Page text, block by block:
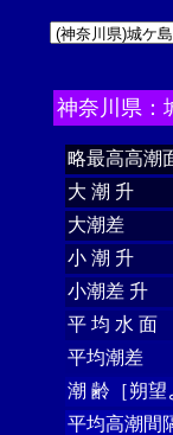
神奈川県：
略最高高潮
大 潮 升
大潮差
小 潮 升
小潮差 升
平 均 水 面
平均潮差
潮 齢［朔望
平均高潮間